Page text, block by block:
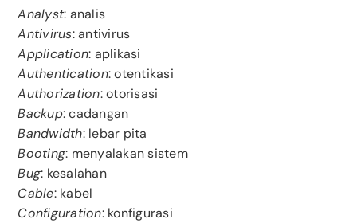
Analyst: analis
Antivirus: antivirus
Application: aplikasi
Authentication: otentikasi
Authorization: otorisasi
Backup: cadangan
Bandwidth: lebar pita
Booting: menyalakan sistem
Bug: kesalahan
Cable: kabel
Configuration: konfigurasi